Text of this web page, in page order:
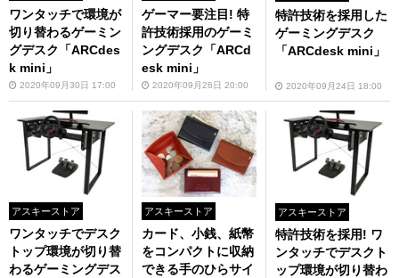
ワンタッチで環境が
切り替わるゲーミン
グデスク「ARCdes
k mini」
2020年09月30日 17:00
ゲーマー要注目! 特
許技術採用のゲーミ
ングデスク「ARCd
esk mini」
2020年09月26日 20:00
特許技術を採用した
ゲーミングデスク
「ARCdesk mini」
2020年09月24日 18:00
アスキーストア
ワンタッチでデスク
トップ環境が切り替
わるゲーミングデス
アスキーストア
カード、小銭、紙幣
をコンパクトに収納
できる手のひらサイ
アスキーストア
特許技術を採用! ワ
ンタッチでデスクト
ップ環境が切り替わ